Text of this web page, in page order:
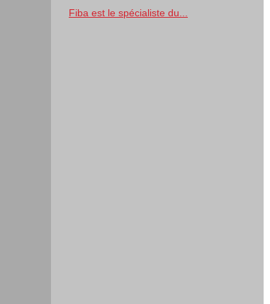
Fiba est le spécialiste du...